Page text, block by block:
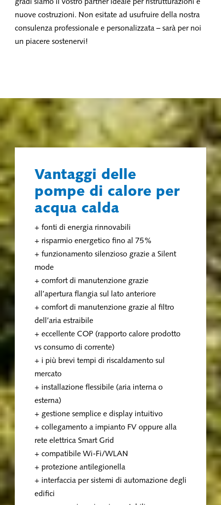
gradi siamo il vostro partner ideale per ristrutturazioni e
nuove costruzioni. Non esitate ad usufruire della nostra
consulenza professionale e personalizzata – sarà per noi
un piacere sostenervi!
Vantaggi delle
pompe di calore per
acqua calda
+ fonti di energia rinnovabili
+ risparmio energetico fino al 75%
+ funzionamento silenzioso grazie a Silent
mode
+ comfort di manutenzione grazie
all’apertura flangia sul lato anteriore
+ comfort di manutenzione grazie al filtro
dell’aria estraibile
+ eccellente COP (rapporto calore prodotto
vs consumo di corrente)
+ i più brevi tempi di riscaldamento sul
mercato
+ installazione flessibile (aria interna o
esterna)
+ gestione semplice e display intuitivo
+ collegamento a impianto FV oppure alla
rete elettrica Smart Grid
+ compatibile Wi-Fi/WLAN
+ protezione antilegionella
+ interfaccia per sistemi di automazione degli
edifici